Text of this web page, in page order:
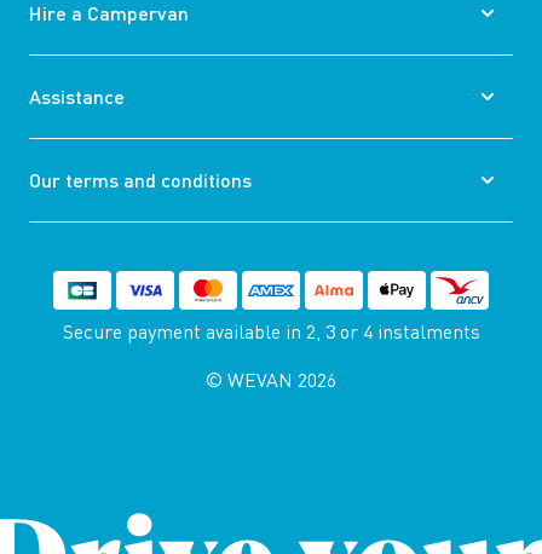
Hire a Campervan
Assistance
Our terms and conditions
Secure payment available in 2, 3 or 4 instalments
© WEVAN 2026